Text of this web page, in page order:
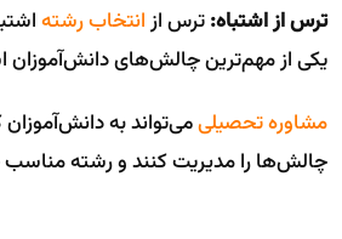
ترس از اشتباه:ترس ازانتخاب رشته
یکی از مهم‌ترین چالش‌های
مشاوره تحصیلیمی‌تواند به
چالش‌ها را مدیریت کنند و رشته مناسب